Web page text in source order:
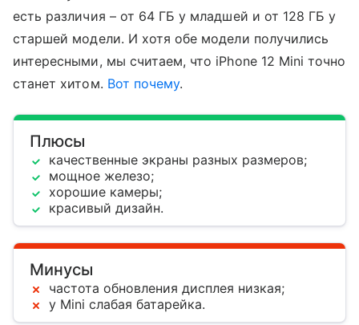
есть различия – от 64 ГБ у младшей и от 128 ГБ у
старшей модели. И хотя обе модели получились
интересными, мы считаем, что iPhone 12 Mini точно
станет хитом. Вот почему.
Плюсы
качественные экраны разных размеров;
мощное железо;
хорошие камеры;
красивый дизaйн.
Минусы
частота обновления дисплея низкая;
у Mini слабая батарейка.